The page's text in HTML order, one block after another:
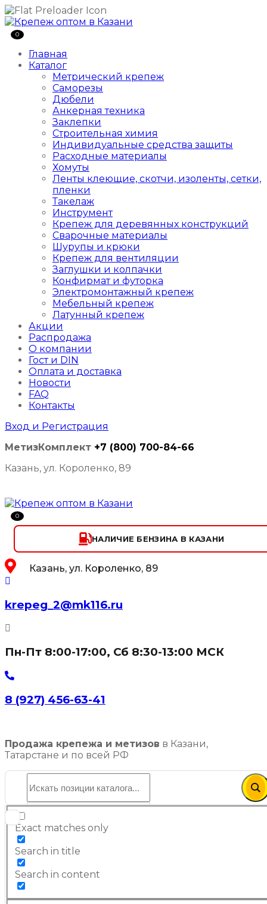
0
Главная
Каталог
Метрический крепеж
Саморезы
Дюбели
Анкерная техника
Заклепки
Строительная химия
Индивидуальные средства защиты
Расходные материалы
Хомуты
Ленты клеющие, скотчи, изоленты, сетки,
пленки
Такелаж
Инструмент
Крепеж для деревянных конструкций
Сварочные материалы
Шурупы и крюки
Крепеж для вентиляции
Заглушки и колпачки
Конфирмат и футорка
Электромонтажный крепеж
Мебельный крепеж
Латунный крепеж
Акции
Распродажа
О компании
Гост и DIN
Оплата и доставка
Новости
FAQ
Контакты
Вход и Регистрация
МетизКомплект +7 (800) 700-84-66
Казань, ул. Короленко, 89
0
НАЛИЧИЕ БЕНЗИНА В КАЗАНИ
Казань, ул. Короленко, 89
krepeg_2@mk116.ru
Пн-Пт 8:00-17:00, Сб 8:30-13:00 МСК
8 (927) 456-63-41
Продажа крепежа и метизов в Казани,
Татарстане и по всей РФ
Exact matches only
Search in title
Search in content